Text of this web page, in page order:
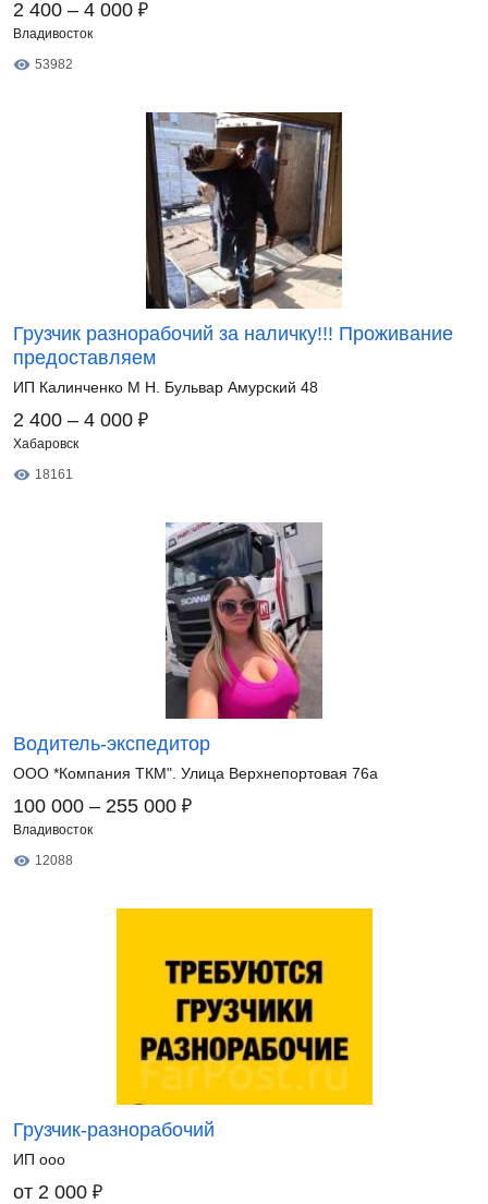
2 400 – 4 000 ₽
Владивосток
53982
Грузчик разнорабочий за наличку!!! Проживание
предоставляем
ИП Калинченко М Н. Бульвар Амурский 48
2 400 – 4 000 ₽
Хабаровск
18161
Водитель-экспедитор
ООО *Компания ТКМ". Улица Верхнепортовая 76а
100 000 – 255 000 ₽
Владивосток
12088
Грузчик-разнорабочий
ИП ооо
от 2 000 ₽